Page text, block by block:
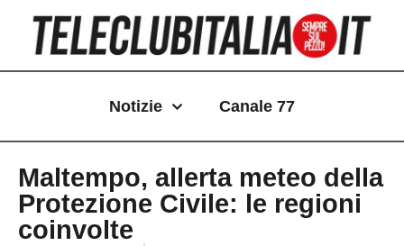
contenuto
Notizie Canale 77
Maltempo, allerta meteo della
Protezione Civile: le regioni
coinvolte